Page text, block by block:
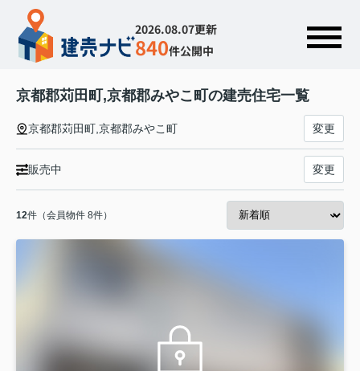
2026.08.07更新
840件公開中
京都郡苅田町,京都郡みやこ町の建売住宅一覧
京都郡苅田町,京都郡みやこ町 変更
販売中 変更
12件（会員物件 8件）